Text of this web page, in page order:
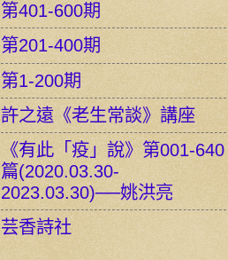
第401-600期
第201-400期
第1-200期
許之遠《老生常談》講座
《有此「疫」說》第001-640
篇(2020.03.30-
2023.03.30)──姚洪亮
芸香詩社